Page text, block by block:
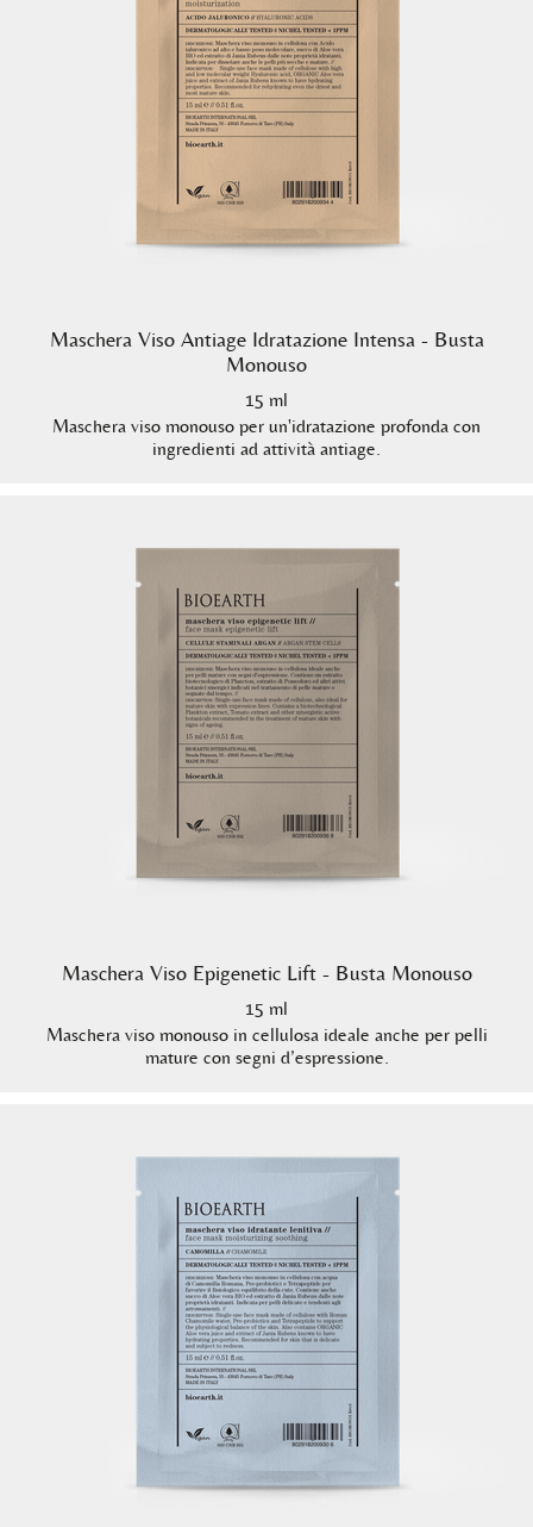
Maschera Viso Antiage Idratazione Intensa - Busta
Monouso
15 ml
Maschera viso monouso per un'idratazione profonda con
ingredienti ad attività antiage.
Maschera Viso Epigenetic Lift - Busta Monouso
15 ml
Maschera viso monouso in cellulosa ideale anche per pelli
mature con segni d’espressione.